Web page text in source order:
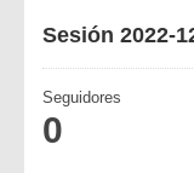
Sesión 2022-
Seguidores
0